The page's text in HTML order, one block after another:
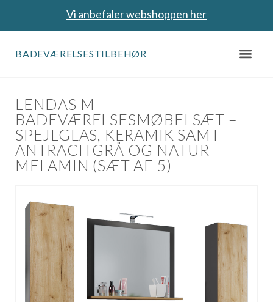
Vi anbefaler webshoppen her
BADEVÆRELSESTILBEHØR
LENDAS M
BADEVÆRELSESMØBELSÆT –
SPEJLGLAS, KERAMIK SAMT
ANTRACITGRÅ OG NATUR
MELAMIN (SÆT AF 5)